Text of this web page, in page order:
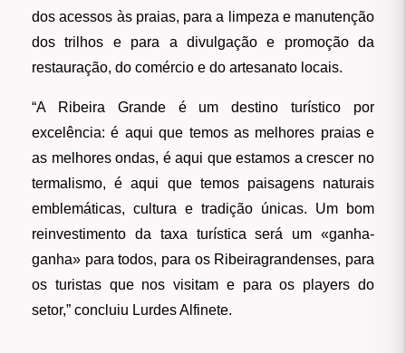
dos acessos às praias, para a limpeza e manutenção
dos trilhos e para a divulgação e promoção da
restauração, do comércio e do artesanato locais.
“A Ribeira Grande é um destino turístico por
excelência: é aqui que temos as melhores praias e
as melhores ondas, é aqui que estamos a crescer no
termalismo, é aqui que temos paisagens naturais
emblemáticas, cultura e tradição únicas. Um bom
reinvestimento da taxa turística será um «ganha-
ganha» para todos, para os Ribeiragrandenses, para
os turistas que nos visitam e para os players do
setor,” concluiu Lurdes Alfinete.